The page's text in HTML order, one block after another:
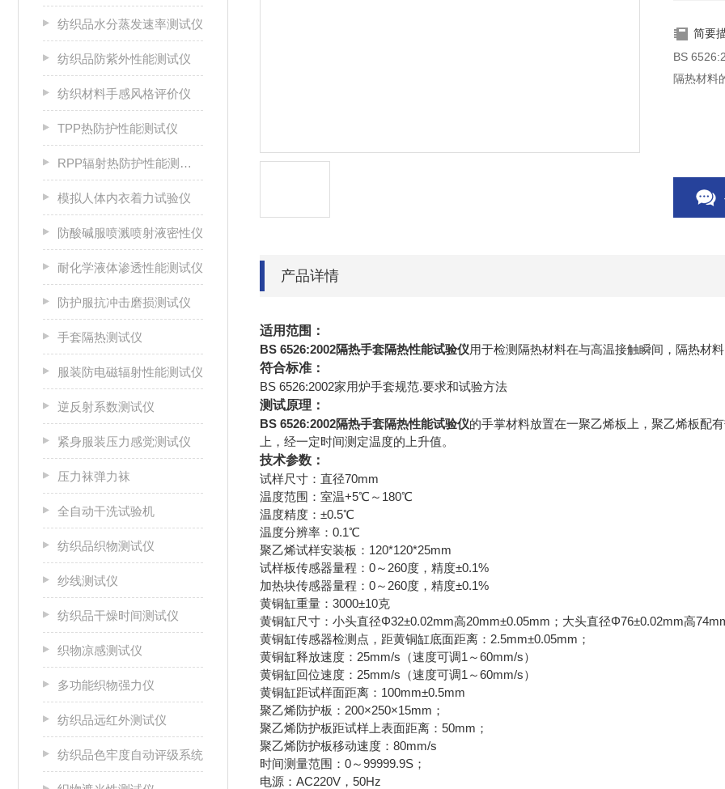
纺织品水分蒸发速率测试仪
纺织品防紫外性能测试仪
纺织材料手感风格评价仪
TPP热防护性能测试仪
RPP辐射热防护性能测试仪
模拟人体内衣着力试验仪
防酸碱服喷溅喷射液密性仪
耐化学液体渗透性能测试仪
防护服抗冲击磨损测试仪
手套隔热测试仪
服装防电磁辐射性能测试仪
逆反射系数测试仪
紧身服装压力感觉测试仪
压力袜弹力袜
全自动干洗试验机
纺织品织物测试仪
纱线测试仪
纺织品干燥时间测试仪
织物凉感测试仪
多功能织物强力仪
纺织品远红外测试仪
纺织品色牢度自动评级系统
简要
BS
隔热材料
产品详情
适用范围：
BS 6526:2002隔热手套隔热性能试验仪用于检测隔热材料在与高温接触瞬间，隔热材
符合标准：
BS 6526:2002家用炉手套规范.要求和试验方法
测试原理：
BS 6526:2002隔热手套隔热性能试验仪的手掌材料放置在一聚乙烯板上，聚乙烯板配
上，经一定时间测定温度的上升值。
技术参数：
试样尺寸：直径70mm
温度范围：室温+5℃～180℃
温度精度：±0.5℃
温度分辨率：0.1℃
聚乙烯试样安装板：120*120*25mm
试样板传感器量程：0～260度，精度±0.1%
加热块传感器量程：0～260度，精度±0.1%
黄铜缸重量：3000±10克
黄铜缸尺寸：小头直径Φ32±0.02mm高20mm±0.05mm；大头直径Φ76±0.02mm高
黄铜缸传感器检测点，距黄铜缸底面距离：2.5mm±0.05mm；
黄铜缸释放速度：25mm/s（速度可调1～60mm/s）
黄铜缸回位速度：25mm/s（速度可调1～60mm/s）
黄铜缸距试样面距离：100mm±0.5mm
聚乙烯防护板：200×250×15mm；
聚乙烯防护板距试样上表面距离：50mm；
聚乙烯防护板移动速度：80mm/s
时间测量范围：0～99999.9S；
电源：AC220V，50Hz